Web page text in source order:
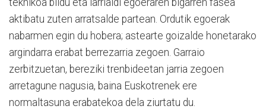
teknikoa bildu eta larrialdi egoeraren bigarren fasea
aktibatu zuten arratsalde partean. Ordutik egoerak
nabarmen egin du hobera; astearte goizalde honetarako
argindarra erabat berrezarria zegoen. Garraio
zerbitzuetan, bereziki trenbideetan jarria zegoen
arretagune nagusia, baina Euskotrenek ere
normaltasuna erabatekoa dela ziurtatu du.